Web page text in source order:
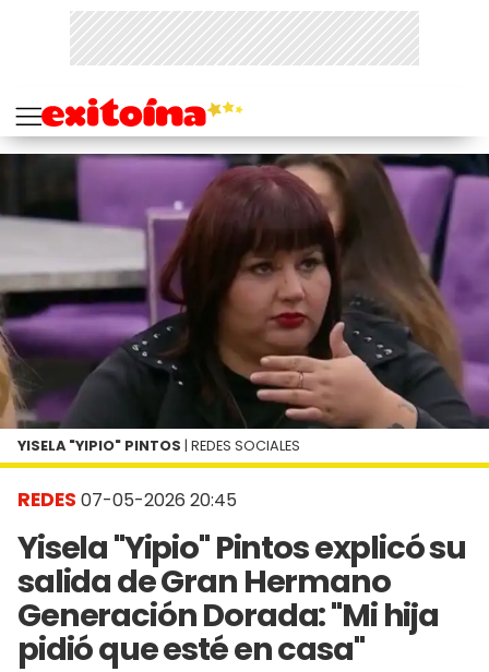
REDES 07-05-2026 20:45
Yisela "Yipio" Pintos explicó su
salida de Gran Hermano
Generación Dorada: "Mi hija
pidió que esté en casa"
YISELA "YIPIO" PINTOS | REDES SOCIALES